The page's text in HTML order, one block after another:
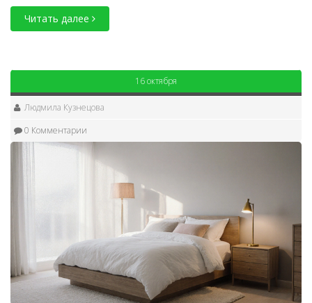
Читать далее
16 октября
Людмила Кузнецова
0 Комментарии